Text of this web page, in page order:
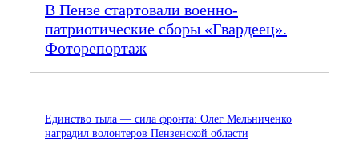
В Пензе стартовали военно-
патриотические сборы «Гвардеец».
Фоторепортаж
Единство тыла — сила фронта: Олег Мельниченко
наградил волонтеров Пензенской области